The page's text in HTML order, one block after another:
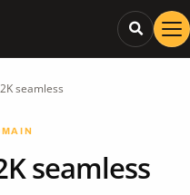
seamless
seamless